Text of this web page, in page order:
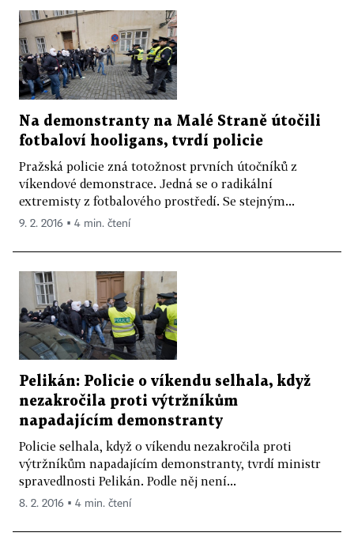
Na demonstranty na Malé Straně útočili
fotbaloví hooligans, tvrdí policie
Pražská policie zná totožnost prvních útočníků z
víkendové demonstrace. Jedná se o radikální
extremisty z fotbalového prostředí. Se stejným...
9. 2. 2016 ▪ 4 min. čtení
Pelikán: Policie o víkendu selhala, když
nezakročila proti výtržníkům
napadajícím demonstranty
Policie selhala, když o víkendu nezakročila proti
výtržníkům napadajícím demonstranty, tvrdí ministr
spravedlnosti Pelikán. Podle něj není...
8. 2. 2016 ▪ 4 min. čtení